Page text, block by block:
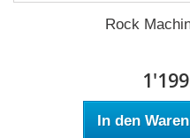
Rock
In den